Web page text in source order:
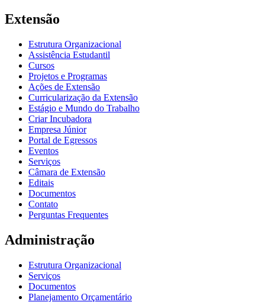
Extensão
Estrutura Organizacional
Assistência Estudantil
Cursos
Projetos e Programas
Ações de Extensão
Curricularização da Extensão
Estágio e Mundo do Trabalho
Criar Incubadora
Empresa Júnior
Portal de Egressos
Eventos
Serviços
Câmara de Extensão
Editais
Documentos
Contato
Perguntas Frequentes
Administração
Estrutura Organizacional
Serviços
Documentos
Planejamento Orçamentário